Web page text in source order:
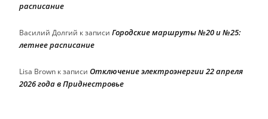
расписание
Василий Долгий к записи Городские маршруты №20 и №25:
летнее расписание
Lisa Brown к записи Отключение электроэнергии 22 апреля
2026 года в Приднестровье